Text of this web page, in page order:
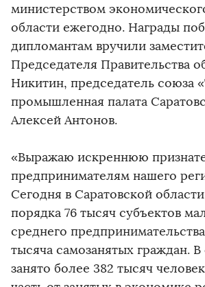
министерством
области ежегодно. Награды
дипломантам вручили
Председателя Правительства
Никитин, председатель союза
промышленная палата
Алексей Антонов.
«Выражаю искреннюю
предпринимателям нашего
Сегодня в Саратовской
порядка 76 тысяч субъектов
среднего
тысяча самозанятых граждан.
занято более 382 тысяч